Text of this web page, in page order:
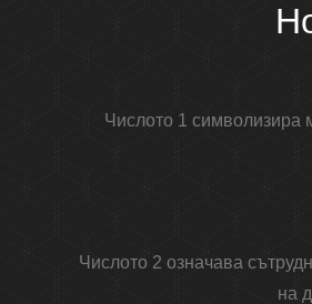
Числото 1 символизира
Числото 2 означава
на